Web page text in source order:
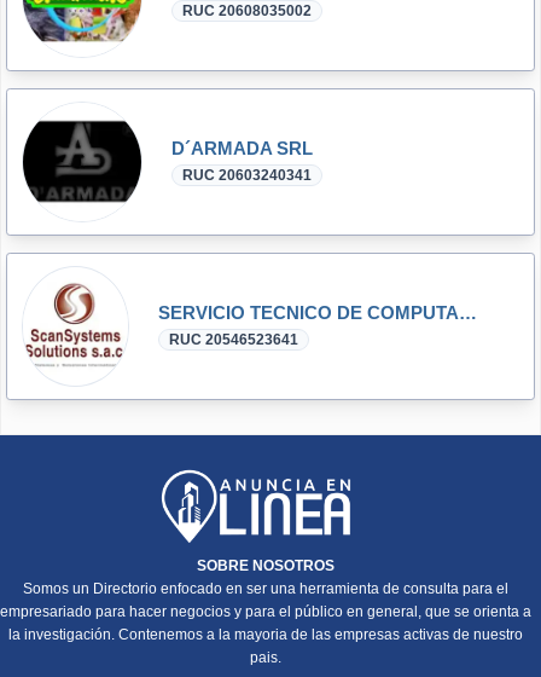
RUC 20608035002
D´ARMADA SRL
RUC 20603240341
SERVICIO TECNICO DE COMPUTADORAS.
RUC 20546523641
SOBRE NOSOTROS
Somos un Directorio enfocado en ser una herramienta de consulta para el
empresariado para hacer negocios y para el público en general, que se orienta a
la investigación. Contenemos a la mayoria de las empresas activas de nuestro
pais.